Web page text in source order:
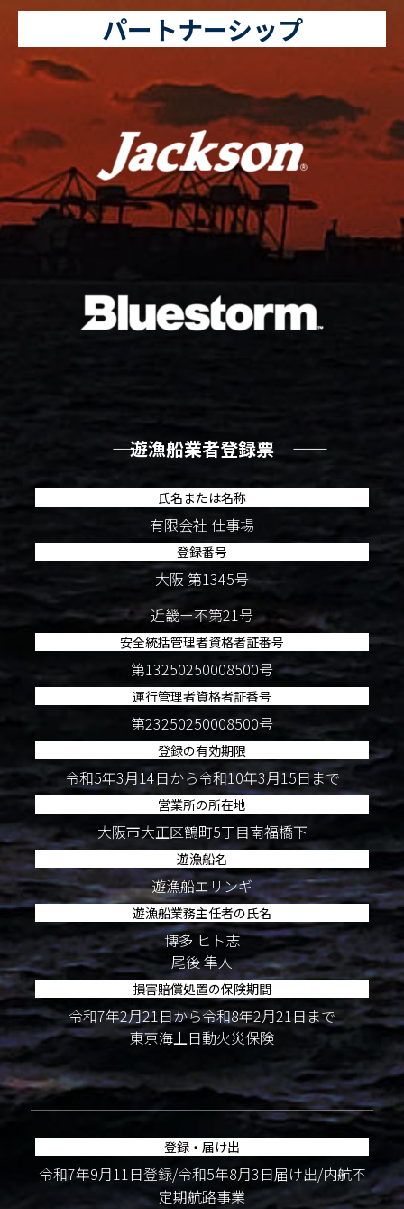
パートナーシップ
―― 遊漁船業者登録票 ――
氏名または名称
有限会社 仕事場
登録番号
大阪 第1345号
近畿ー不第21号
安全統括管理者資格者証番号
第13250250008500号
運行管理者資格者証番号
第23250250008500号
登録の有効期限
令和5年3月14日から令和10年3月15日まで
営業所の所在地
大阪市大正区鶴町5丁目南福橋下
遊漁船名
遊漁船エリンギ
遊漁船業務主任者の氏名
博多 ヒト志
尾後 隼人
損害賠償処置の保険期間
令和7年2月21日から令和8年2月21日まで
東京海上日動火災保険
登録・届け出
令和7年9月11日登録/令和5年8月3日届け出/内航不
定期航路事業